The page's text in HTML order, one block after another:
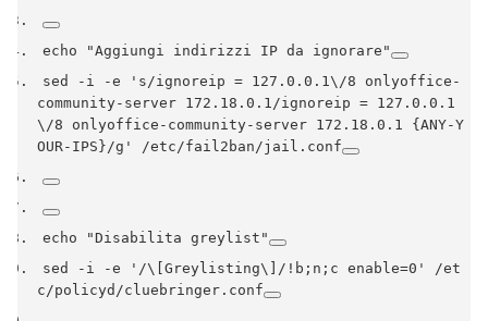
echo
"Aggiungi indirizzi IP da ignorare"
sed
- i -e
's/ignoreip = 127.0.0.1\/8 onlyoffice-
community-server 172.18.0.1/ignoreip = 127.0.0.1
\/8 onlyoffice-community-server 172.18.0.1 {ANY-Y
OUR-IPS}/g'
/etc/fail2ban/jail . conf
echo
"Disabilita greylist"
sed
- i -e '/\[Greylisting\]/!b;n;c enable=0' /et
c/policyd /cluebringer . conf